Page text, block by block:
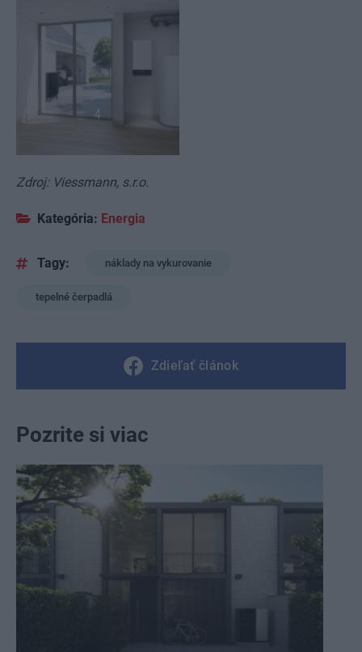
4
Zdroj: Viessmann, s.r.o.
Kategória: Energia
Tagy: náklady na vykurovanie
tepelné čerpadlá
Zdieľať článok
Pozrite si viac